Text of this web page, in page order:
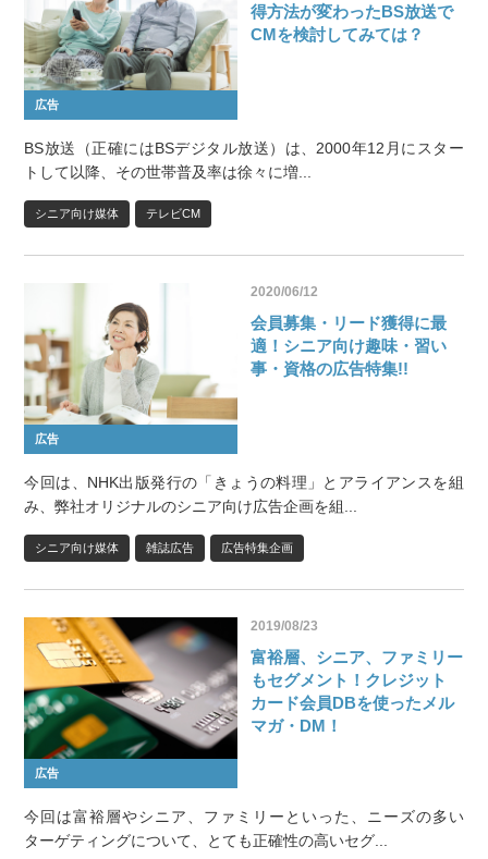
広告
得方法が変わったBS放送で
CMを検討してみては？
BS放送（正確にはBSデジタル放送）は、2000年12月にスター
トして以降、その世帯普及率は徐々に増...
シニア向け媒体 テレビCM
広告
2020/06/12
会員募集・リード獲得に最
適！シニア向け趣味・習い
事・資格の広告特集!!
今回は、NHK出版発行の「きょうの料理」とアライアンスを組
み、弊社オリジナルのシニア向け広告企画を組...
シニア向け媒体 雑誌広告 広告特集企画
広告
2019/08/23
富裕層、シニア、ファミリー
もセグメント！クレジット
カード会員DBを使ったメル
マガ・DM！
今回は富裕層やシニア、ファミリーといった、ニーズの多い
ターゲティングについて、とても正確性の高いセグ...